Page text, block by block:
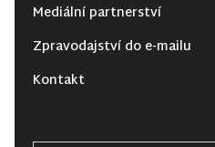
Mediální partnerství
Zpravodajství do e-mailu
Kontakt